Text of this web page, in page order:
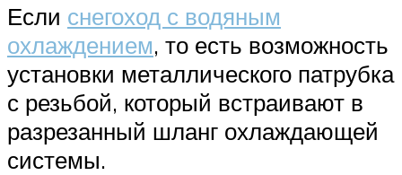
Если снегоход с водяным
охлаждением, то есть возможность
установки металлического патрубка
с резьбой, который встраивают в
разрезанный шланг охлаждающей
системы.